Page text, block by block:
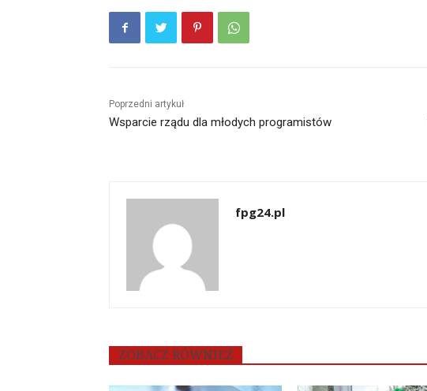
Poprzedni artykuł
Wsparcie rządu dla młodych programistów
fpg24.pl
ZOBACZ RÓWNIEŻ